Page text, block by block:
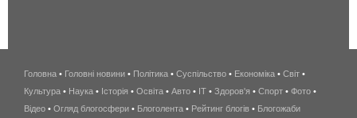
беспроводной
интернет
киев
Головна • Головні новини • Політика • Суспільство • Економіка • Світ •
Культура • Наука • Історія • Освіта • Авто • IT • Здоров'я • Спорт • Фото •
Відео • Огляд блогосфери • Блоголента • Рейтинг блогів • Блогожаби